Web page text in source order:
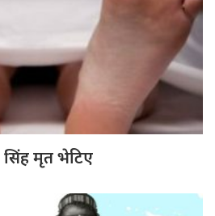
मृत भेटिए